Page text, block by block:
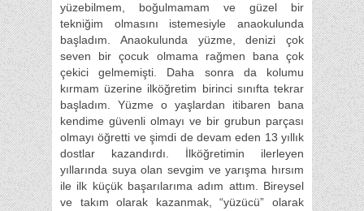
yüzebilmem, boğulmamam ve güzel bir
tekniğim olmasını istemesiyle anaokulunda
başladım. Anaokulunda yüzme, denizi çok
seven bir çocuk olmama rağmen bana çok
çekici gelmemişti. Daha sonra da kolumu
kırmam üzerine ilköğretim birinci sınıfta tekrar
başladım. Yüzme o yaşlardan itibaren bana
kendime güvenli olmayı ve bir grubun parçası
olmayı öğretti ve şimdi de devam eden 13 yıllık
dostlar kazandırdı. İlköğretimin ilerleyen
yıllarında suya olan sevgim ve yarışma hırsım
ile ilk küçük başarılarıma adım attım. Bireysel
ve takım olarak kazanmak, “yüzücü” olarak